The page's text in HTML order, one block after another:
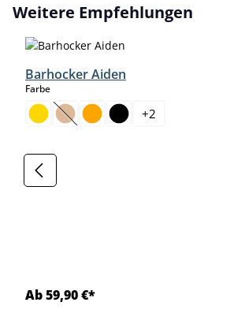
Produktgalerie überspringen
Weitere Empfehlungen
Barhocker Aiden
Farbeauswählen
(Diese Option ist zurzeit nicht
+2
Ab 59,90 €*